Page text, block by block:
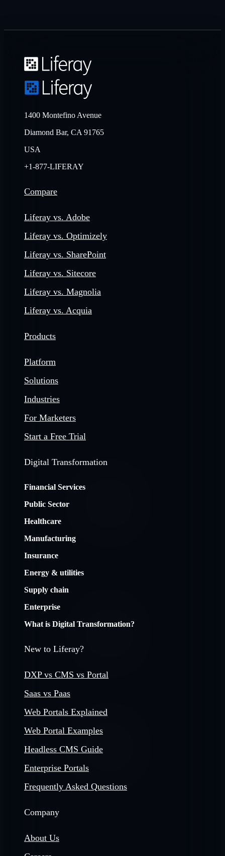
1400 Montefino Avenue
Diamond Bar, CA 91765
USA
+1-877-LIFERAY
Compare
Liferay vs. Adobe
Liferay vs. Optimizely
Liferay vs. SharePoint
Liferay vs. Sitecore
Liferay vs. Magnolia
Liferay vs. Acquia
Products
Platform
Solutions
Industries
For Marketers
Start a Free Trial
Digital Transformation
Financial Services
Public Sector
Healthcare
Manufacturing
Insurance
Energy & utilities
Supply chain
Enterprise
What is Digital Transformation?
New to Liferay?
DXP vs CMS vs Portal
Saas vs Paas
Web Portals Explained
Web Portal Examples
Headless CMS Guide
Enterprise Portals
Frequently Asked Questions
Company
About Us